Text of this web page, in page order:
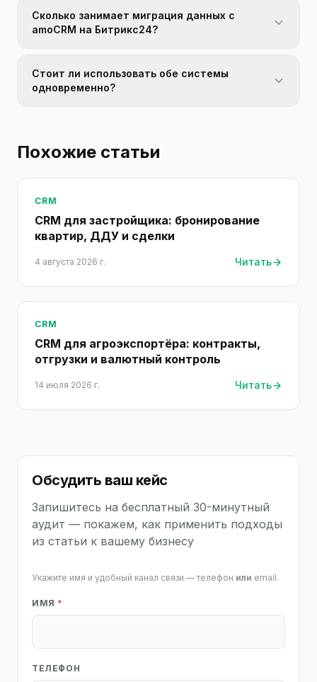
Сколько занимает миграция данных с
amoCRM на Битрикс24?
Стоит ли использовать обе системы
одновременно?
Похожие статьи
CRM
CRM для застройщика: бронирование
квартир, ДДУ и сделки
4 августа 2026 г. Читать
CRM
CRM для агроэкспортёра: контракты,
отгрузки и валютный контроль
14 июля 2026 г. Читать
Обсудить ваш кейс
Запишитесь на бесплатный 30-минутный
аудит — покажем, как применить подходы
из статьи к вашему бизнесу
Укажите имя и удобный канал связи — телефон или email.
ИМЯ *
ТЕЛЕФОН